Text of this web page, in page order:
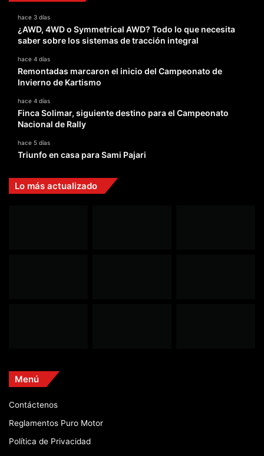
hace 3 días
¿AWD, 4WD o Symmetrical AWD? Todo lo que necesita
saber sobre los sistemas de tracción integral
hace 4 días
Remontadas marcaron el inicio del Campeonato de
Invierno de Kartismo
hace 4 días
Finca Solimar, siguiente destino para el Campeonato
Nacional de Rally
hace 5 días
Triunfo en casa para Sami Pajari
Lo más actualizado
Menú
Contáctenos
Reglamentos Puro Motor
Política de Privacidad